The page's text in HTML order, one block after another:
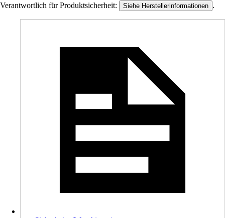
Verantwortlich für Produktsicherheit: Siehe Herstellerinformationen .